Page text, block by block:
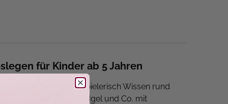
für Kinder ab 5 Jahren
schon den Kleinen spielerisch Wissen rund
macht? Lerne Biene, Igel und Co. mit